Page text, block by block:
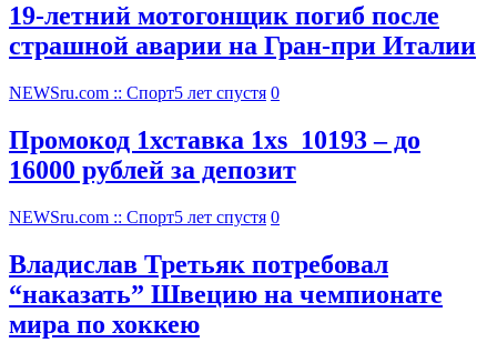
19-летний мотогонщик погиб после
страшной аварии на Гран-при Италии
NEWSru.com :: Спорт5 лет спустя 0
Промокод 1хставка 1xs_10193 – до
16000 рублей за депозит
NEWSru.com :: Спорт5 лет спустя 0
Владислав Третьяк потребовал
“наказать” Швецию на чемпионате
мира по хоккею